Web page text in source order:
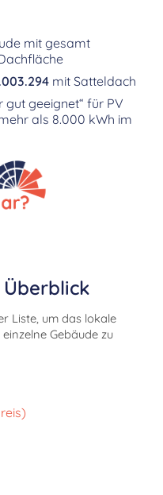
mit gesamt
mit Satteldach
gut geeignet“ für PV
als 8.000 kWh im
Überblick
Liste, um das lokale
Gebäude zu